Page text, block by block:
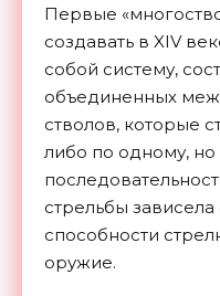
Первые
создавать в XIV
собой систему,
объединенных
стволов, которые
либо по одному,
стрельбы зависела
способности
оружие.